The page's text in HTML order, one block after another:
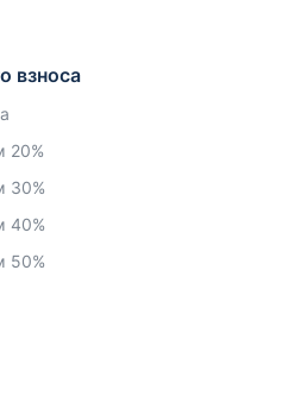
взноса
20%
30%
40%
50%